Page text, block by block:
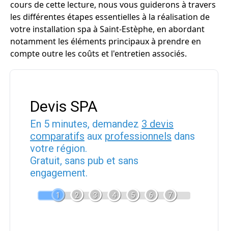
cours de cette lecture, nous vous guiderons à travers
les différentes étapes essentielles à la réalisation de
votre installation spa à Saint-Estèphe, en abordant
notamment les éléments principaux à prendre en
compte outre les coûts et l'entretien associés.
Devis SPA
En 5 minutes, demandez 3 devis
comparatifs aux professionnels dans
votre région.
Gratuit, sans pub et sans
engagement.
1 2 3 4 5 6 7